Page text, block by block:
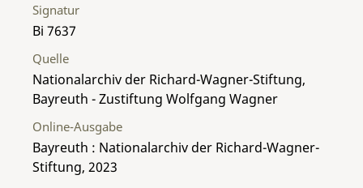
Signatur
Bi 7637
Quelle
Nationalarchiv der Richard-Wagner-Stiftung,
Bayreuth - Zustiftung Wolfgang Wagner
Online-Ausgabe
Bayreuth : Nationalarchiv der Richard-Wagner-
Stiftung, 2023